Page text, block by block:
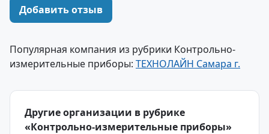
Добавить отзыв
Популярная компания из рубрики Контрольно-
измерительные приборы: ТЕХНОЛАЙН Самара г.
Другие организации в рубрике
«Контрольно-измерительные приборы»